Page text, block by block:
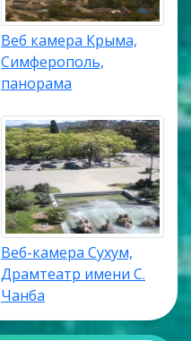
Веб камера Крыма,
Симферополь,
панорама
Веб-камера Сухум,
Драмтеатр имени С.
Чанба